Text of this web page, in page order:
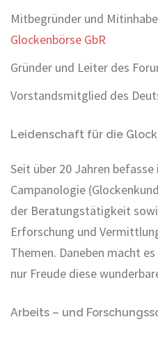
Mitbegründer und
Glockenbörse GbR
Gründer und Leiter des
Vorstandsmitglied des
Leidenschaft für die
Seit über 20 Jahren
Campanologie
der Beratungstätigkeit
Erforschung und
Themen. Daneben macht
nur Freude diese
Arbeits – und